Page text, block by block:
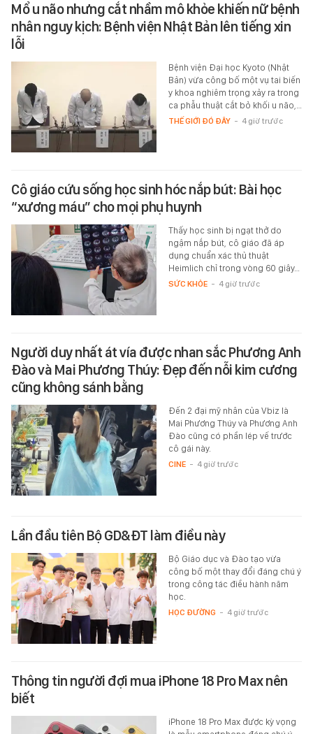
Mổ u não nhưng cắt nhầm mô khỏe khiến nữ bệnh
nhân nguy kịch: Bệnh viện Nhật Bản lên tiếng xin
lỗi
Bệnh viện Đại học Kyoto (Nhật
Bản) vừa công bố một vụ tai biến
y khoa nghiêm trọng xảy ra trong
ca phẫu thuật cắt bỏ khối u não,…
THẾ GIỚI ĐÓ ĐÂY - 4 giờ trước
Cô giáo cứu sống học sinh hóc nắp bút: Bài học
“xương máu” cho mọi phụ huynh
Thấy học sinh bị ngạt thở do
ngậm nắp bút, cô giáo đã áp
dụng chuẩn xác thủ thuật
Heimlich chỉ trong vòng 60 giây…
SỨC KHỎE - 4 giờ trước
Người duy nhất át vía được nhan sắc Phương Anh
Đào và Mai Phương Thúy: Đẹp đến nỗi kim cương
cũng không sánh bằng
Đến 2 đại mỹ nhân của Vbiz là
Mai Phương Thúy và Phương Anh
Đào cũng có phần lép vế trước
cô gái này.
CINE - 4 giờ trước
Lần đầu tiên Bộ GD&ĐT làm điều này
Bộ Giáo dục và Đào tạo vừa
công bố một thay đổi đáng chú ý
trong công tác điều hành năm
học.
HỌC ĐƯỜNG - 4 giờ trước
Thông tin người đợi mua iPhone 18 Pro Max nên
biết
iPhone 18 Pro Max được kỳ vọng